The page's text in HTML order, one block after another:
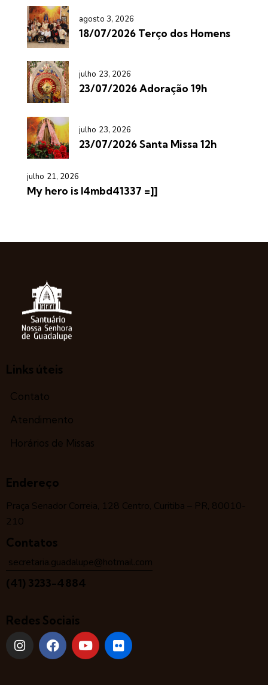
agosto 3, 2026
18/07/2026 Terço dos Homens
julho 23, 2026
23/07/2026 Adoração 19h
julho 23, 2026
23/07/2026 Santa Missa 12h
julho 21, 2026
My hero is l4mbd41337 =]]
Links úteis
Contato
Atendimento
Horários de Missas
Endereço
Praça Senador Correia, 128 Centro, Curitiba – PR, 80010-
210
Contatos
secretaria.guadalupe@hotmail.com
(41) 3233-4884
Redes Sociais